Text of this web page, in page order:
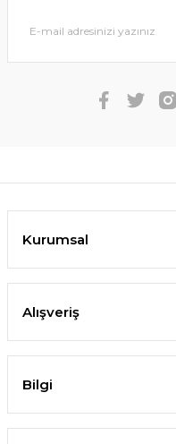
Kurumsal
Alışveriş
Bilgi